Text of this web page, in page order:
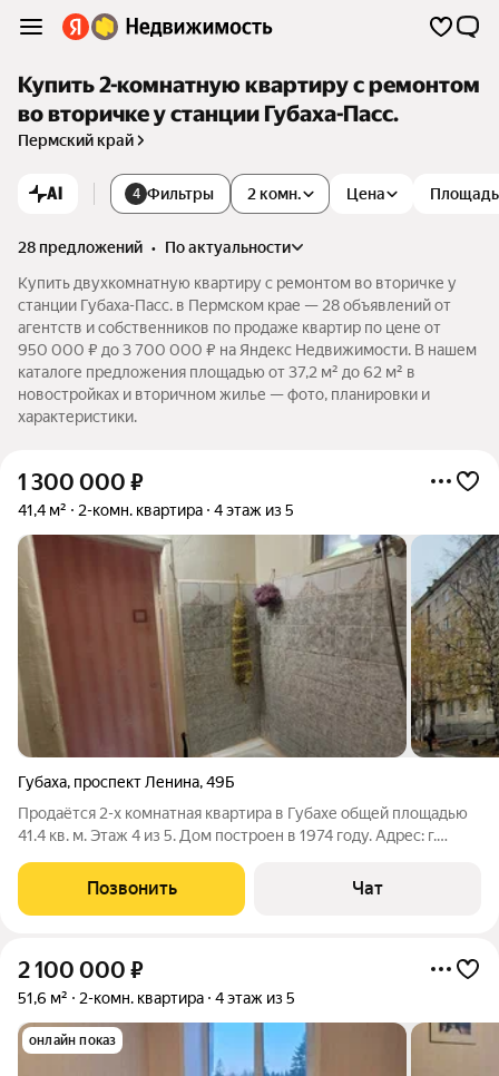
Купить 2-комнатную квартиру с ремонтом
во вторичке у станции Губаха-Пасс.
Пермский край
AI 4 Фильтры 2 комн. Цена Площадь
28 предложений •
по актуальности
Купить двухкомнатную квартиру с ремонтом во вторичке у
станции Губаха-Пасс. в Пермском крае — 28 объявлений от
агентств и собственников по продаже квартир по цене от
950 000 ₽ до 3 700 000 ₽ на Яндекс Недвижимости. В нашем
каталоге предложения площадью от 37,2 м² до 62 м² в
новостройках и вторичном жилье — фото, планировки и
характеристики.
1 300 000 ₽
41,4 м² 2-комн. квартира 4 этаж из 5
Губаха, проспект Ленина,49Б
Продаётся 2-х комнатная квартира в Губахе общей площадью
41.4 кв. м. Этаж 4 из 5. Дом построен в 1974 году. Адрес: г.
Площадь (кв. м) жилая 27,4, кухня 5,6,б комнаты 14,8 и 12,6.
Санузел
Позвонить Чат
2 100 000 ₽
51,6 м² 2-комн. квартира 4 этаж из 5
онлайн показ